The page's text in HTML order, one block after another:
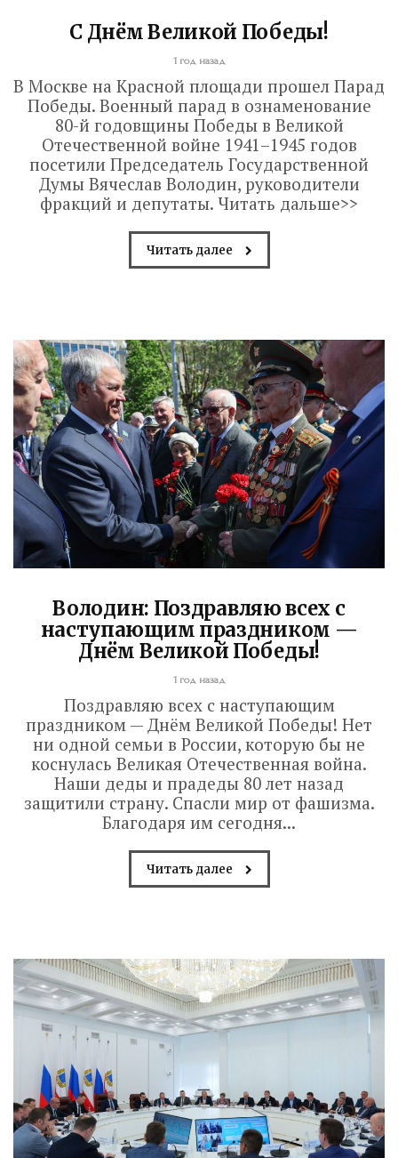
С Днём Великой Победы!
1 год назад
В Москве на Красной площади прошел Парад
Победы. Военный парад в ознаменование
80-й годовщины Победы в Великой
Отечественной войне 1941–1945 годов
посетили Председатель Государственной
Думы Вячеслав Володин, руководители
фракций и депутаты. Читать дальше>>
Читать далее
Володин: Поздравляю всех с
наступающим праздником —
Днём Великой Победы!
1 год назад
Поздравляю всех с наступающим
праздником — Днём Великой Победы! Нет
ни одной семьи в России, которую бы не
коснулась Великая Отечественная война.
Наши деды и прадеды 80 лет назад
защитили страну. Спасли мир от фашизма.
Благодаря им сегодня...
Читать далее